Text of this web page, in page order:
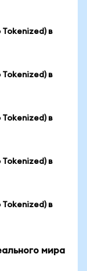
Tokenized) в
Tokenized) в
Tokenized) в
Tokenized) в
Tokenized) в
мира